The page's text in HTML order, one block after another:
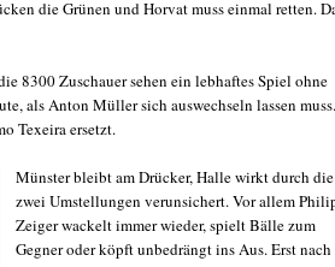
die Grünen und Horvat muss einmal retten.
8300 Zuschauer sehen ein lebhaftes Spiel ohne
als Anton Müller sich auswechseln lassen muss.
Texeira ersetzt.
Münster bleibt am Drücker, Halle wirkt durch die
zwei Umstellungen verunsichert. Vor allem
Zeiger wackelt immer wieder, spielt Bälle zum
Gegner oder köpft unbedrängt ins Aus. Erst nach